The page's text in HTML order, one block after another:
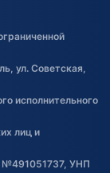
ул. Советская,
исполнительного
лиц и
№491051737, УНП